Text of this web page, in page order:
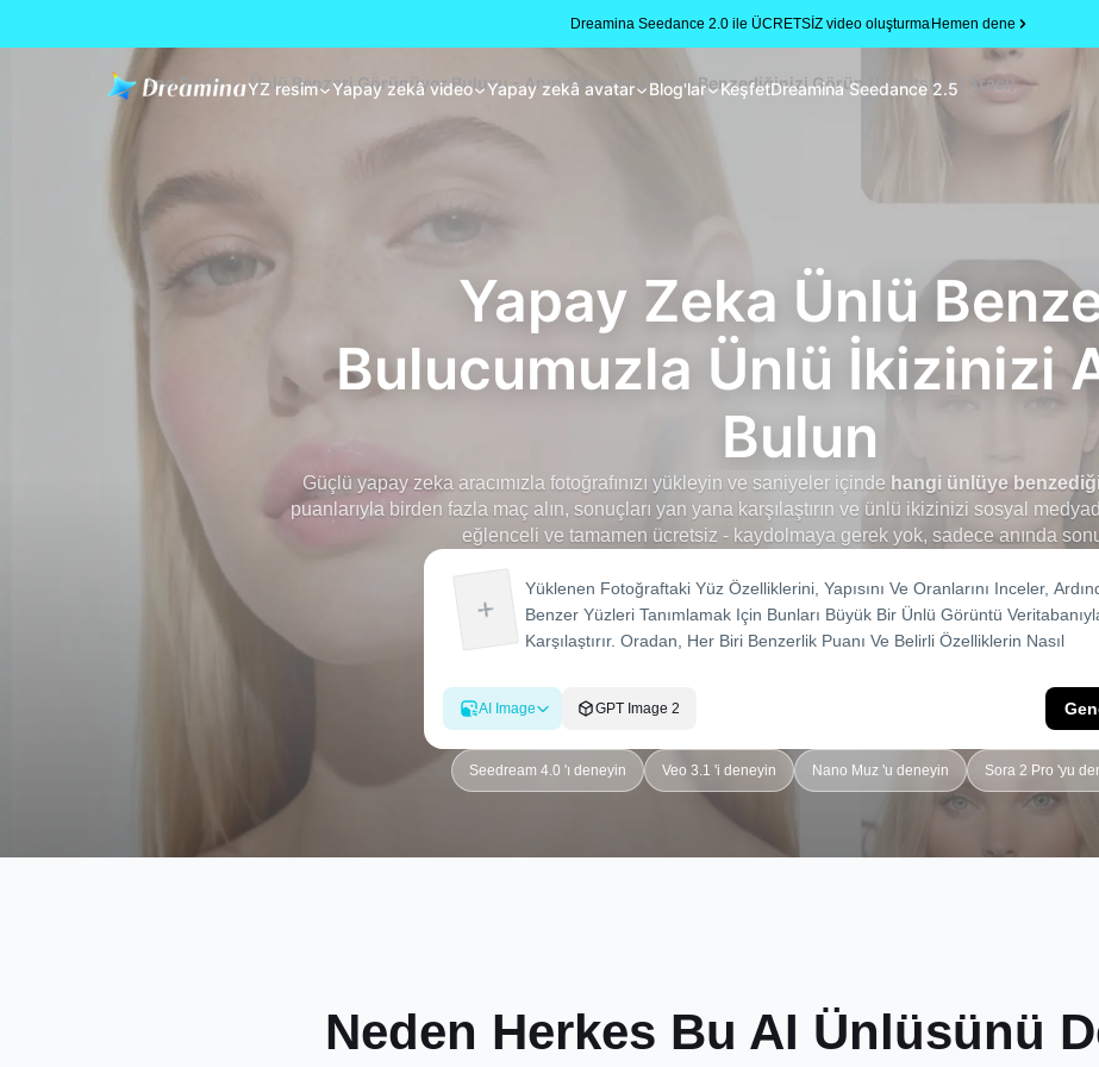
Dreamina Seedance 2.0 ile ÜCRETSİZ video oluşturma Hemen dene
YZ resim Yapay zekâ video Yapay zekâ avatar Blog'lar KeşfetDreamina Seedance 2.5
Ana Sayfa Ünlü Benzeri Görünüyor Bulucu - Anında Hangi Ünlüye Benzediğinizi Görün (Ücretsiz AI Aracı)
Yapay Zeka Ünlü
Bulucumuzla Ünlü İkizinizi
Bulun
Güçlü yapay zeka aracımızla fotoğrafınızı yükleyin ve saniyeler içinde hangi ünlüye
puanlarıyla birden fazla maç alın, sonuçları yan yana karşılaştırın ve ünlü ikizinizi sosyal
eğlenceli ve tamamen ücretsiz - kaydolmaya gerek yok, sadece anında
AI Image GPT Image 2
Seedream 4.0 'ı deneyin Veo 3.1 'i deneyin Nano Muz 'u deneyin Sora 2 Pro 'yu
Neden Herkes Bu AI Ünlüsünü